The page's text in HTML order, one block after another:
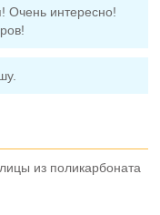
Очень интересно!
из поликарбоната